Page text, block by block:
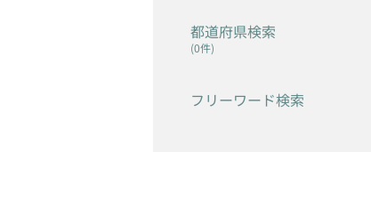
都道府県検索
(0件)
フリーワード検索